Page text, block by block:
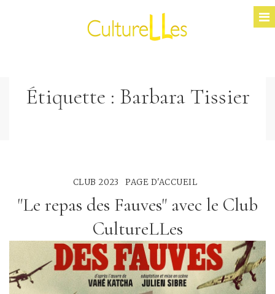
Étiquette : Barbara Tissier
CLUB 2023 PAGE D'ACCUEIL
"Le repas des Fauves" avec le Club
CultureLLes